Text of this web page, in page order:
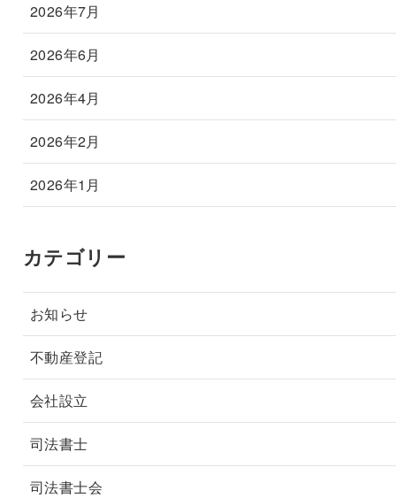
2026年7月
2026年6月
2026年4月
2026年2月
2026年1月
カテゴリー
お知らせ
不動産登記
会社設立
司法書士
司法書士会